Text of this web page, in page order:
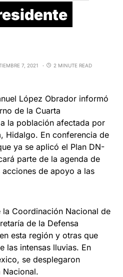
7, 2021 2 MINUTE READ
López Obrador informó
de la Cuarta
la población afectada por
Hidalgo. En conferencia de
ya se aplicó el Plan DN-
parte de la agenda de
de apoyo a las
Coordinación Nacional de
de la Defensa
esta región y otras que
las intensas lluvias. En
se desplegaron
Nacional.